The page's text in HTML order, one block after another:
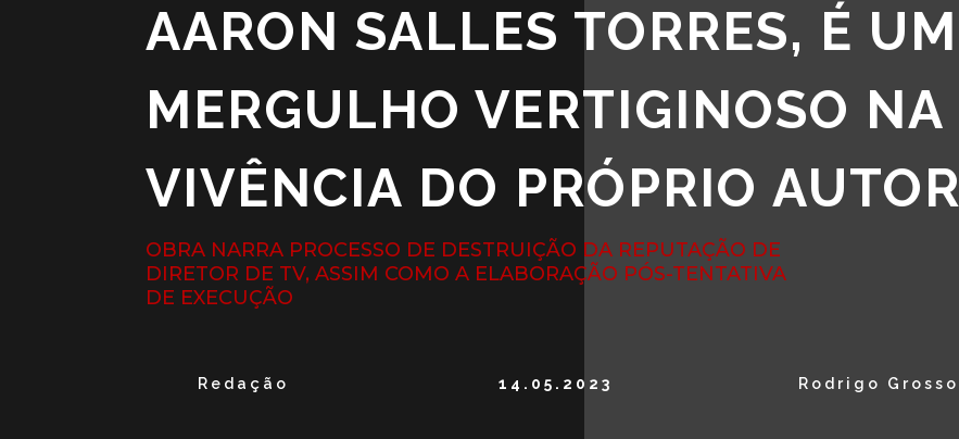
AARON SALLES TORRES, É UM
MERGULHO VERTIGINOSO NA
VIVÊNCIA DO PRÓPRIO AUTOR
OBRA NARRA PROCESSO DE DESTRUIÇÃO DA REPUTAÇÃO DE
DIRETOR DE TV, ASSIM COMO A ELABORAÇÃO PÓS-TENTATIVA
DE EXECUÇÃO
Redação 14.05.2023 Rodrigo Grosso